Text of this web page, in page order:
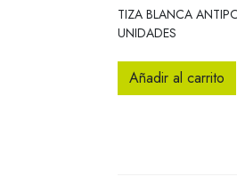
TIZA BLANCA
UNIDADES
Añadir al carrito